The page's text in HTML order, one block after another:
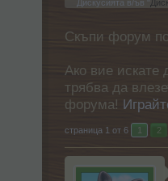
Дискусията в/ъв "
Скъпи форум
Ако вие искате
трябва да
форума!
страница 1 от 6 1 2